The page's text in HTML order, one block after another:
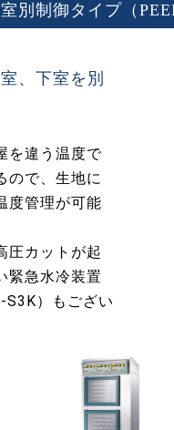
別制御タイプ（
、下室を別
を違う温度で
ので、生地に
度管理が可能
圧カットが起
緊急水冷装置
S3K）もござい